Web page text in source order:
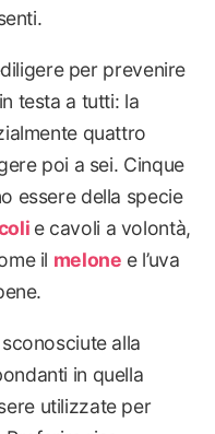
per prevenire
testa a tutti: la
quattro
poi a sei. Cinque
essere della specie
e cavoli a volontà,
il melone e l’uva
alla
in quella
utilizzate per